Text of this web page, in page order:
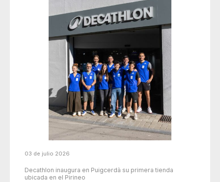
03 de julio 2026
Decathlon inaugura en Puigcerdà su primera tienda
ubicada en el Pirineo